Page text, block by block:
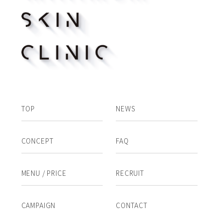
TOP
CONCEPT
MENU / PRICE
CAMPAIGN
NEWS
FAQ
RECRUIT
CONTACT